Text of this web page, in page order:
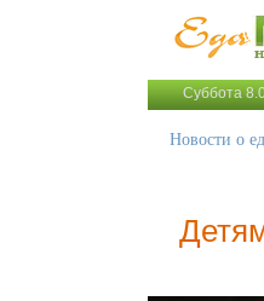
Суббота
Новости о